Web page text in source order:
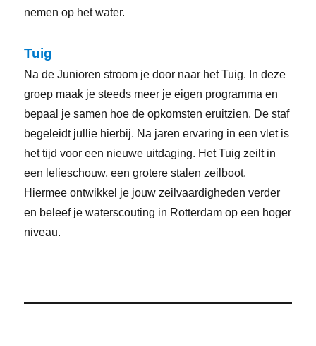
nemen op het water.
Tuig
Na de Junioren stroom je door naar het Tuig. In deze
groep maak je steeds meer je eigen programma en
bepaal je samen hoe de opkomsten eruitzien. De staf
begeleidt jullie hierbij. Na jaren ervaring in een vlet is
het tijd voor een nieuwe uitdaging. Het Tuig zeilt in
een lelieschouw, een grotere stalen zeilboot.
Hiermee ontwikkel je jouw zeilvaardigheden verder
en beleef je waterscouting in Rotterdam op een hoger
niveau.